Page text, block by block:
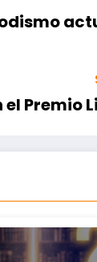
Premio